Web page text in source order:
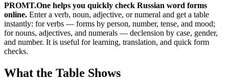
PROMT.One helps you quickly check Russian word forms
online. Enter a verb, noun, adjective, or numeral and get a table
instantly: for verbs — forms by person, number, tense, and mood;
for nouns, adjectives, and numerals — declension by case, gender,
and number. It is useful for learning, translation, and quick form
checks.
What the Table Shows